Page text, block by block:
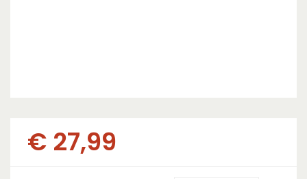
€ 27,99